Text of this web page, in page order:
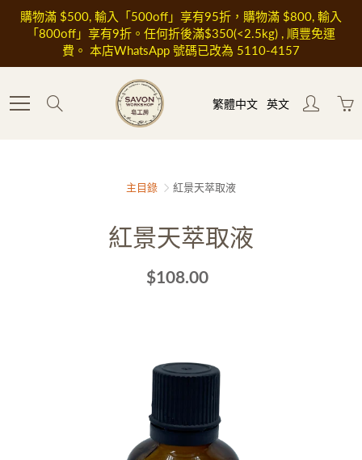
Skip
Content
購物滿 $500, 輸入「500off」享有95折，購物滿 $800, 輸入
「800off」享有9折。任何折後滿$350(<2.5kg) , 順豐免運
費。 本店WhatsApp 號碼已改為 5110-4157
繁體中文 英文
主目錄 紅景天萃取液
紅景天萃取液
$108.00